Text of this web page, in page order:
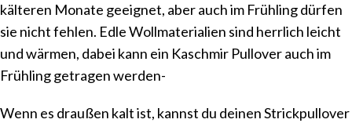
kälteren Monate geeignet, aber auch im Frühling dürfen
sie nicht fehlen. Edle Wollmaterialien sind herrlich leicht
und wärmen, dabei kann ein Kaschmir Pullover auch im
Frühling getragen werden-
Wenn es draußen kalt ist, kannst du deinen Strickpullover